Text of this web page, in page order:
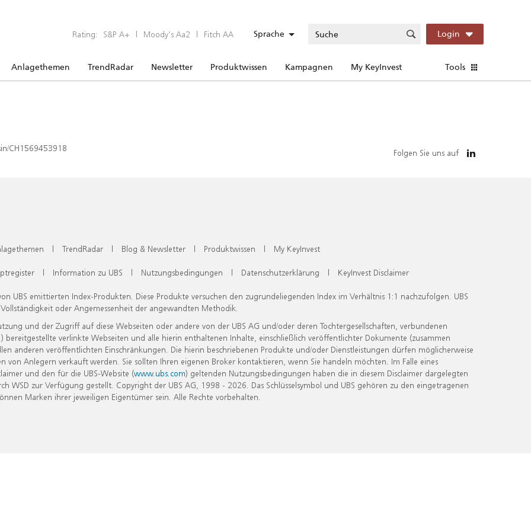
Rating: S&P A+ | Moody’s Aa2 | Fitch AA Sprache Login
Anlagethemen TrendRadar Newsletter Produktwissen Kampagnen My KeyInvest Tools
CH1569453918 Folgen Sie uns auf
| TrendRadar | Blog & Newsletter | Produktwissen | My KeyInvest
| Information zu UBS | Nutzungsbedingungen | Datenschutzerklärung | KeyInvest Disclaimer
UBS emittierten Index-Produkten. Diese Produkte versuchen den zugrundeliegenden Index im Verhältnis 1:1 nachzufolgen. UBS
oder Angemessenheit der angewandten Methodik.
und der Zugriff auf diese Webseiten oder andere von der UBS AG und/oder deren Tochtergesellschaften, verbundenen
verlinkte Webseiten und alle hierin enthaltenen Inhalte, einschließlich veröffentlichter Dokumente (zusammen
anderen veröffentlichten Einschränkungen. Die hierin beschriebenen Produkte und/oder Dienstleistungen dürfen möglicherweise
Anlegern verkauft werden. Sie sollten Ihren eigenen Broker kontaktieren, wenn Sie handeln möchten. Im Falle eines
und den für die UBS-Website (www.ubs.com) geltenden Nutzungsbedingungen haben die in diesem Disclaimer dargelegten
zur Verfügung gestellt. Copyright der UBS AG, 1998 - 2026. Das Schlüsselsymbol und UBS gehören zu den eingetragenen
Marken ihrer jeweiligen Eigentümer sein. Alle Rechte vorbehalten.